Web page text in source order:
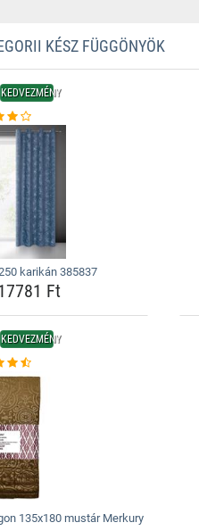
KÉSZ FÜGGÖNYÖK
KEDVEZMÉNY
karikán 385837
Ft
KEDVEZMÉNY
135x180 mustár Merkury